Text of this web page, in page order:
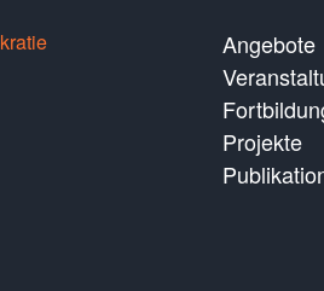
Angebote
Projekte